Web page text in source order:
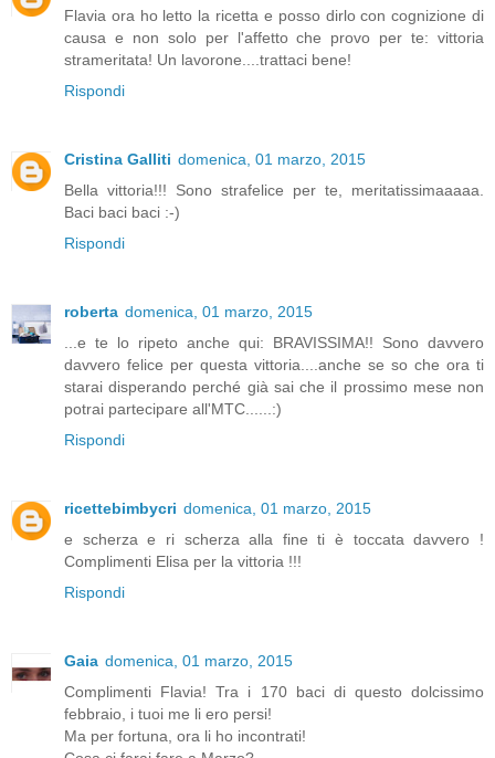
Flavia ora ho letto la ricetta e posso dirlo con cognizione di
causa e non solo per l'affetto che provo per te: vittoria
strameritata! Un lavorone....trattaci bene!
Rispondi
Cristina Galliti domenica, 01 marzo, 2015
Bella vittoria!!! Sono strafelice per te, meritatissimaaaaa.
Baci baci baci :-)
Rispondi
roberta domenica, 01 marzo, 2015
...e te lo ripeto anche qui: BRAVISSIMA!! Sono davvero
davvero felice per questa vittoria....anche se so che ora ti
starai disperando perché già sai che il prossimo mese non
potrai partecipare all'MTC......:)
Rispondi
ricettebimbycri domenica, 01 marzo, 2015
e scherza e ri scherza alla fine ti è toccata davvero !
Complimenti Elisa per la vittoria !!!
Rispondi
Gaia domenica, 01 marzo, 2015
Complimenti Flavia! Tra i 170 baci di questo dolcissimo
febbraio, i tuoi me li ero persi!
Ma per fortuna, ora li ho incontrati!